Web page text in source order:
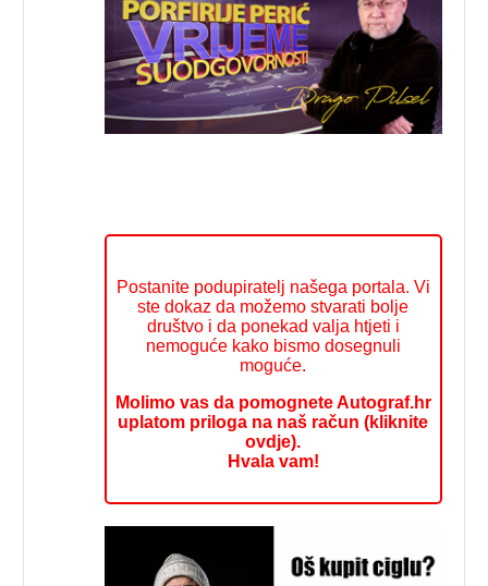
Postanite podupiratelj našega portala. Vi
ste dokaz da možemo stvarati bolje
društvo i da ponekad valja htjeti i
nemoguće kako bismo dosegnuli
moguće.
Molimo vas da pomognete Autograf.hr
uplatom priloga na naš račun (kliknite
ovdje).
Hvala vam!